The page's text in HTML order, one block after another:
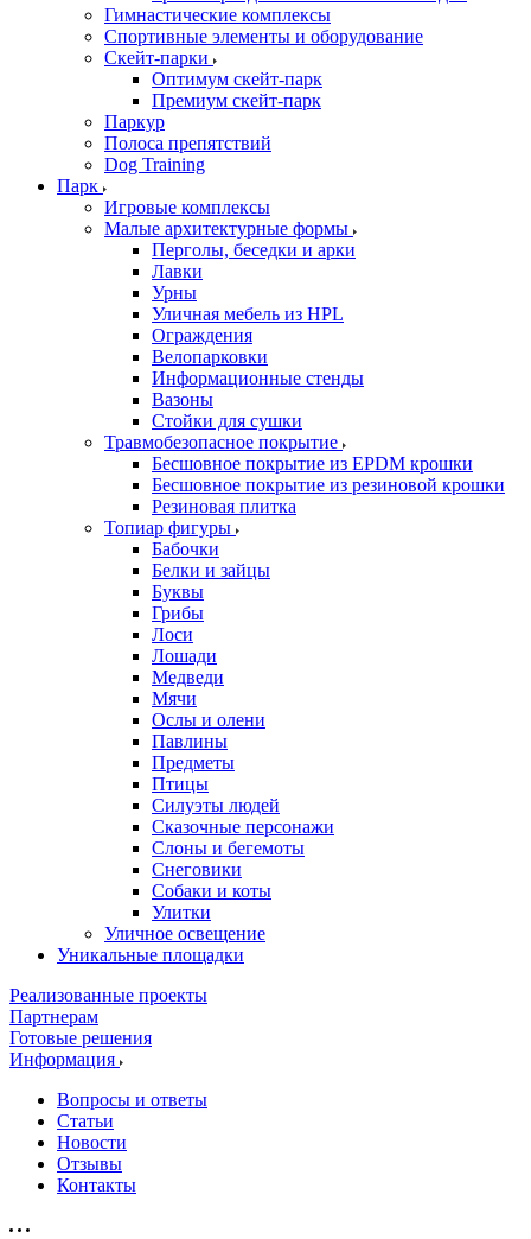
Гимнастические комплексы
Спортивные элементы и оборудование
Скейт-парки
Оптимум скейт-парк
Премиум скейт-парк
Паркур
Полоса препятствий
Dog Training
Парк
Игровые комплексы
Малые архитектурные формы
Перголы, беседки и арки
Лавки
Урны
Уличная мебель из HPL
Ограждения
Велопарковки
Информационные стенды
Вазоны
Стойки для сушки
Травмобезопасное покрытие
Бесшовное покрытие из EPDM крошки
Бесшовное покрытие из резиновой крошки
Резиновая плитка
Топиар фигуры
Бабочки
Белки и зайцы
Буквы
Грибы
Лоси
Лошади
Медведи
Мячи
Ослы и олени
Павлины
Предметы
Птицы
Силуэты людей
Сказочные персонажи
Слоны и бегемоты
Снеговики
Собаки и коты
Улитки
Уличное освещение
Уникальные площадки
Реализованные проекты
Партнерам
Готовые решения
Информация
Вопросы и ответы
Статьи
Новости
Отзывы
Контакты